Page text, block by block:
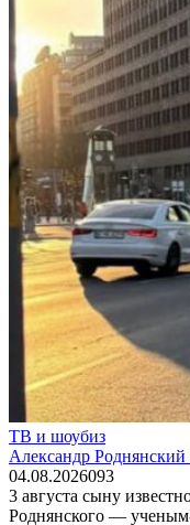
ТВ и шоубиз
Александр
04.08.2026093
3 августа сыну
Роднянского —